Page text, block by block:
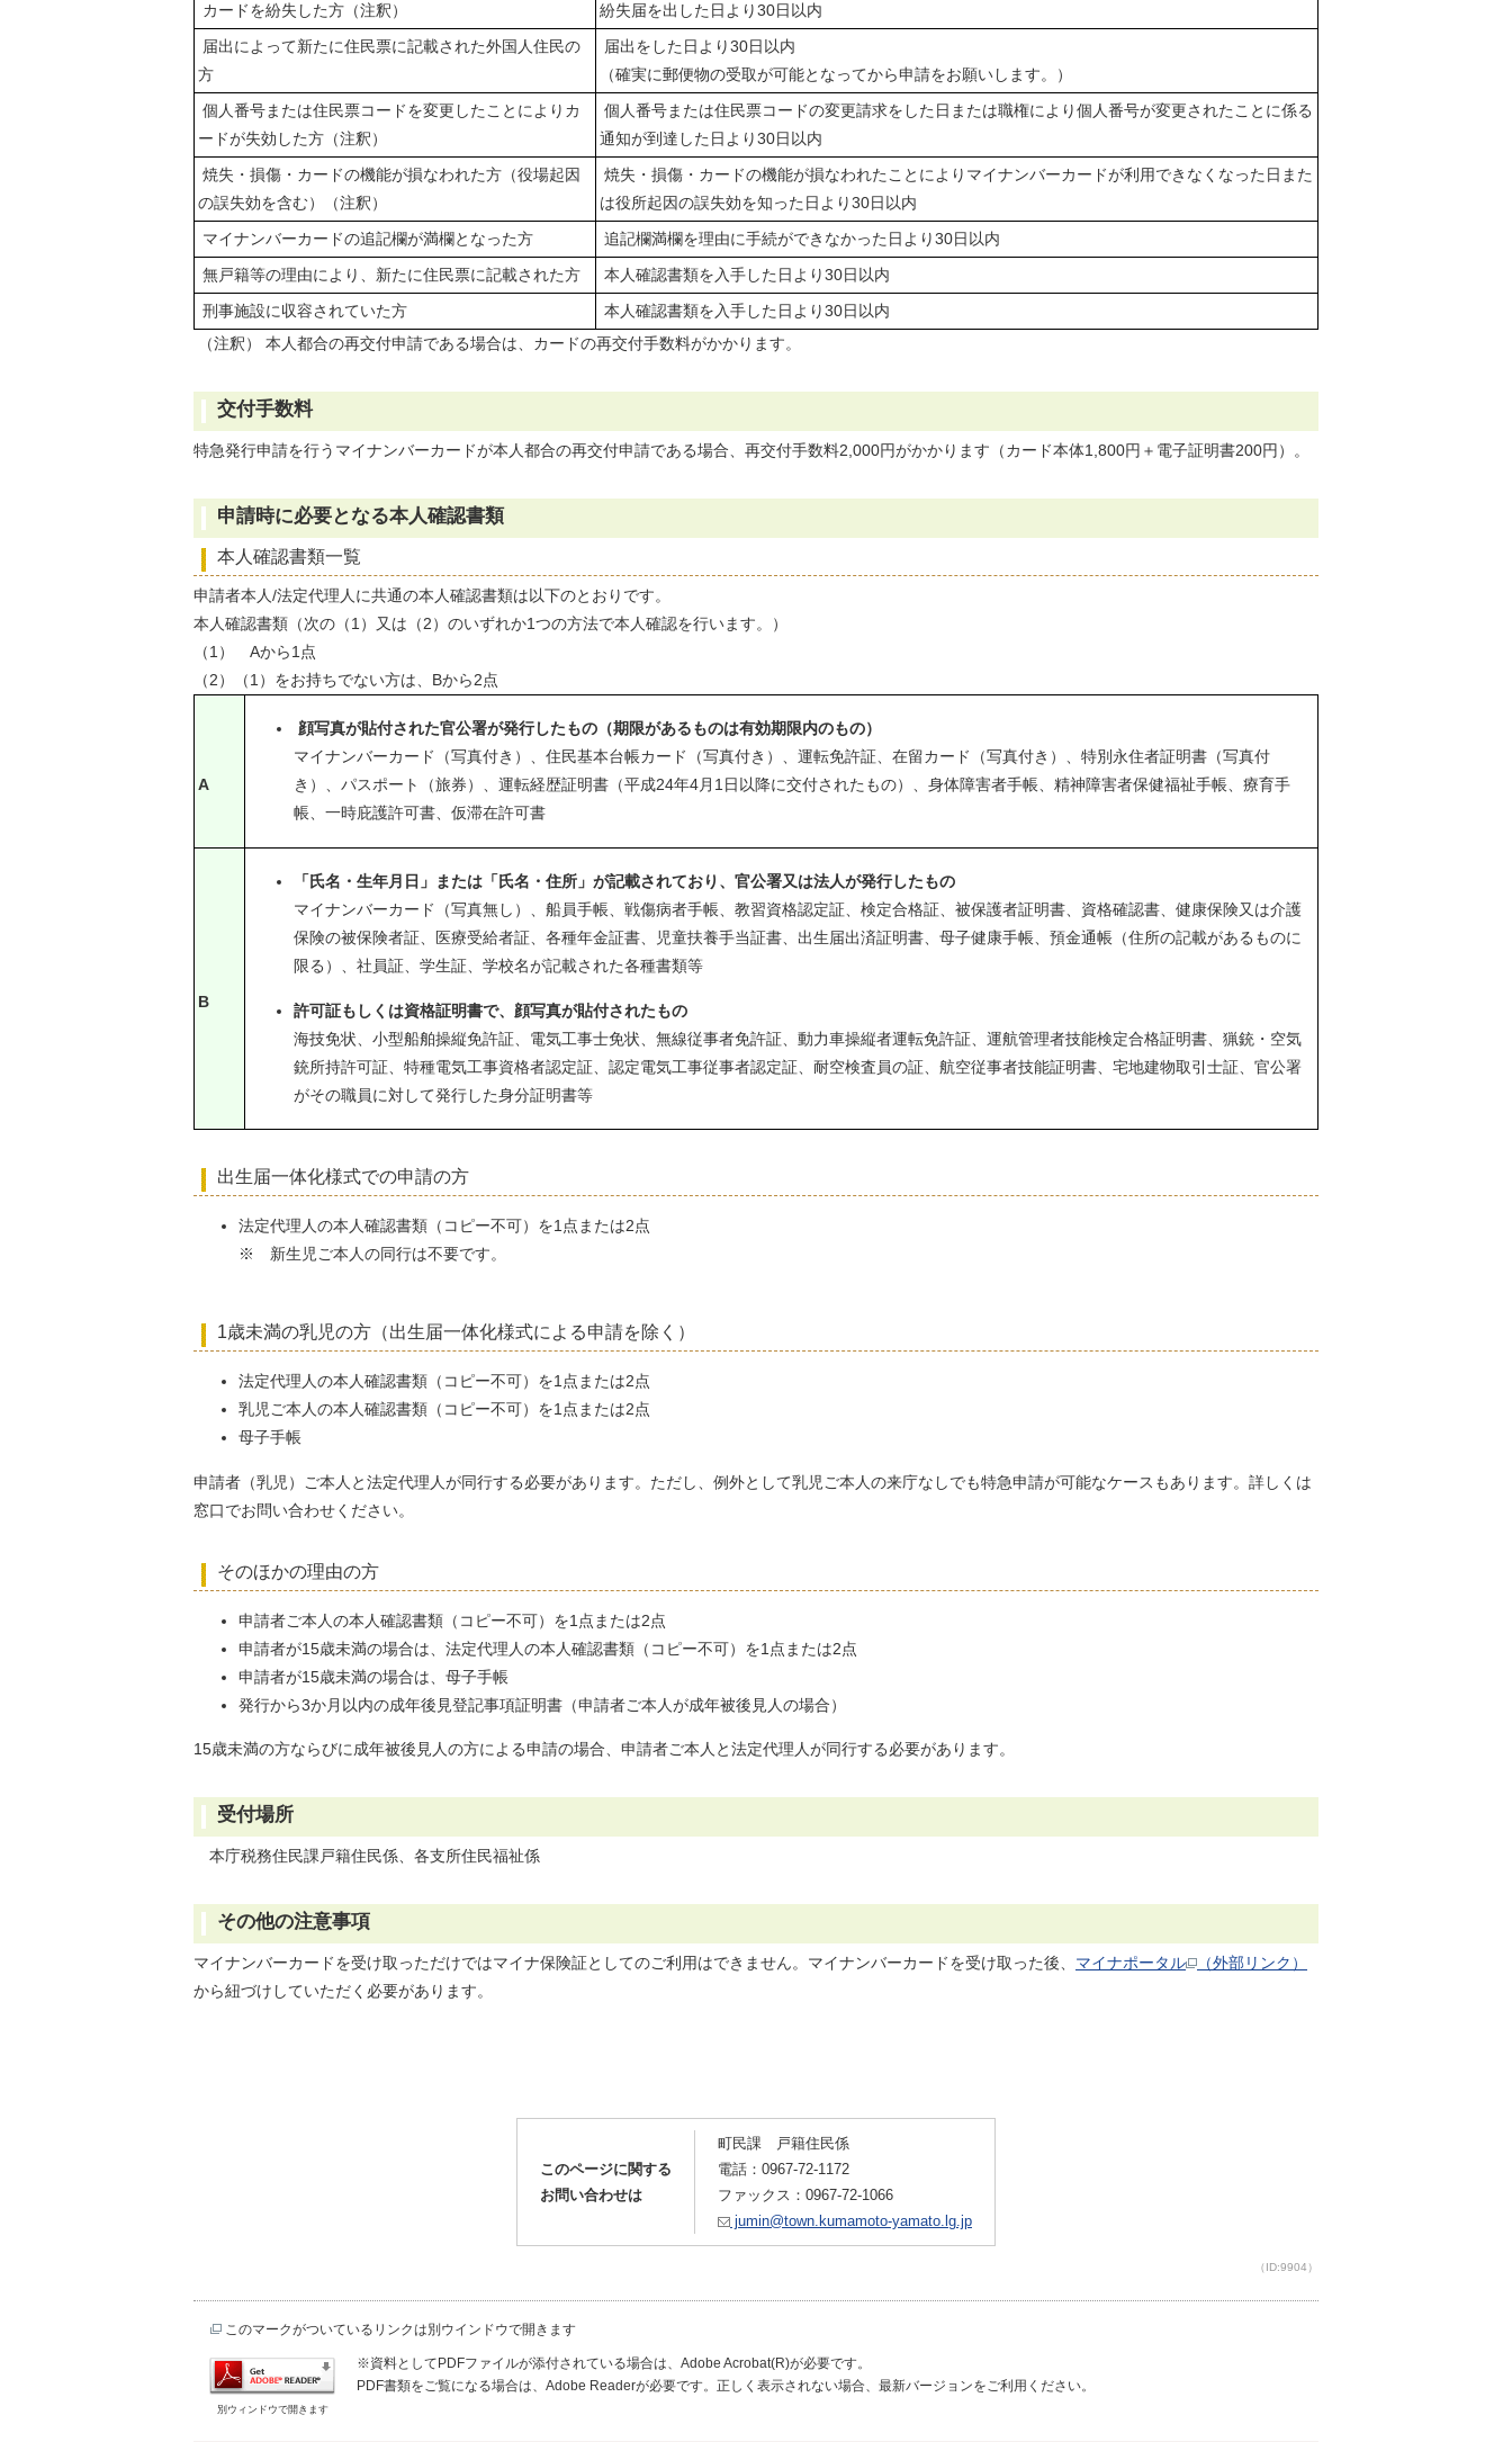
カードを紛失した方（注釈）
紛失届を出した日より30日以内
届出によって新たに住民票に記載された外国人住民の
方
届出をした日より30日以内
（確実に郵便物の受取が可能となってから申請をお願いします。）
個人番号または住民票コードを変更したことによりカ
ードが失効した方（注釈）
個人番号または住民票コードの変更請求をした日または職権により個人番号が変更されたことに係る
通知が到達した日より30日以内
焼失・損傷・カードの機能が損なわれた方（役場起因
の誤失効を含む）（注釈）
焼失・損傷・カードの機能が損なわれたことによりマイナンバーカードが利用できなくなった日また
は役所起因の誤失効を知った日より30日以内
マイナンバーカードの追記欄が満欄となった方
追記欄満欄を理由に手続ができなかった日より30日以内
無戸籍等の理由により、新たに住民票に記載された方
本人確認書類を入手した日より30日以内
刑事施設に収容されていた方
本人確認書類を入手した日より30日以内
（注釈） 本人都合の再交付申請である場合は、カードの再交付手数料がかかります。
交付手数料
特急発行申請を行うマイナンバーカードが本人都合の再交付申請である場合、再交付手数料2,000円がかかります（カード本体1,800円＋電子証明書200円）。
申請時に必要となる本人確認書類
本人確認書類一覧
申請者本人/法定代理人に共通の本人確認書類は以下のとおりです。
本人確認書類（次の（1）又は（2）のいずれか1つの方法で本人確認を行います。）
（1） Aから1点
（2）（1）をお持ちでない方は、Bから2点
A
顔写真が貼付された官公署が発行したもの（期限があるものは有効期限内のもの）
マイナンバーカード（写真付き）、住民基本台帳カード（写真付き）、運転免許証、在留カード（写真付き）、特別永住者証明書（写真付
き）、パスポート（旅券）、運転経歴証明書（平成24年4月1日以降に交付されたもの）、身体障害者手帳、精神障害者保健福祉手帳、療育手
帳、一時庇護許可書、仮滞在許可書
B
「氏名・生年月日」または「氏名・住所」が記載されており、官公署又は法人が発行したもの
マイナンバーカード（写真無し）、船員手帳、戦傷病者手帳、教習資格認定証、検定合格証、被保護者証明書、資格確認書、健康保険又は介護
保険の被保険者証、医療受給者証、各種年金証書、児童扶養手当証書、出生届出済証明書、母子健康手帳、預金通帳（住所の記載があるものに
限る）、社員証、学生証、学校名が記載された各種書類等
許可証もしくは資格証明書で、顔写真が貼付されたもの
海技免状、小型船舶操縦免許証、電気工事士免状、無線従事者免許証、動力車操縦者運転免許証、運航管理者技能検定合格証明書、猟銃・空気
銃所持許可証、特種電気工事資格者認定証、認定電気工事従事者認定証、耐空検査員の証、航空従事者技能証明書、宅地建物取引士証、官公署
がその職員に対して発行した身分証明書等
出生届一体化様式での申請の方
法定代理人の本人確認書類（コピー不可）を1点または2点
※ 新生児ご本人の同行は不要です。
1歳未満の乳児の方（出生届一体化様式による申請を除く）
法定代理人の本人確認書類（コピー不可）を1点または2点
乳児ご本人の本人確認書類（コピー不可）を1点または2点
母子手帳
申請者（乳児）ご本人と法定代理人が同行する必要があります。ただし、例外として乳児ご本人の来庁なしでも特急申請が可能なケースもあります。詳しくは
窓口でお問い合わせください。
そのほかの理由の方
申請者ご本人の本人確認書類（コピー不可）を1点または2点
申請者が15歳未満の場合は、法定代理人の本人確認書類（コピー不可）を1点または2点
申請者が15歳未満の場合は、母子手帳
発行から3か月以内の成年後見登記事項証明書（申請者ご本人が成年被後見人の場合）
15歳未満の方ならびに成年被後見人の方による申請の場合、申請者ご本人と法定代理人が同行する必要があります。
受付場所
本庁税務住民課戸籍住民係、各支所住民福祉係
その他の注意事項
マイナンバーカードを受け取っただけではマイナ保険証としてのご利用はできません。マイナンバーカードを受け取った後、 マイナポータル
（外部リンク）
から紐づけしていただく必要があります。
このページに関する
お問い合わせは
町民課 戸籍住民係
電話： 0967-72-1172
ファックス：0967-72-1066
jumin@town.kumamoto-yamato.lg.jp
（ID:9904）
このマークがついているリンクは別ウインドウで開きます
別ウィンドウで開きます
※資料としてPDFファイルが添付されている場合は、Adobe Acrobat(R)が必要です。
PDF書類をご覧になる場合は、Adobe Readerが必要です。正しく表示されない場合、最新バージョンをご利用ください。